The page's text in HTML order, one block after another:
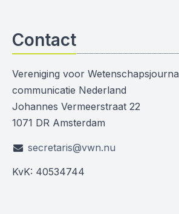
Contact
Vereniging voor
communicatie Nederland
Johannes Vermeerstraat 22
1071 DR Amsterdam
secretaris@vwn.nu
KvK: 40534744